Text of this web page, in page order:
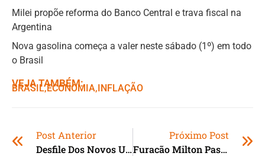
Milei propõe reforma do Banco Central e trava fiscal na
Argentina
Nova gasolina começa a valer neste sábado (1º) em todo
o Brasil
VEJA TAMBÉM:
BRASIL,ㅤECONOMIA,ㅤINFLAÇÃO
Post Anterior
Desfile Dos Novos Uniformes Escolares Acontece No Palácio Piratini
Próximo Post
Furacão Milton Passa Pela Flórida